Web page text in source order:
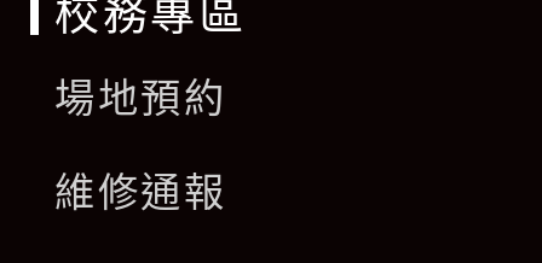
校務專區
場地預約
維修通報